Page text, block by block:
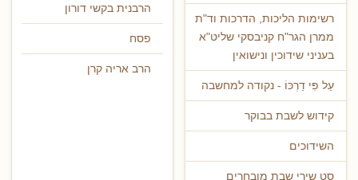
רשימות הליכות, הדרכות וד"ת
ממרן הגר"ח קניבסקי שליט"א
בעניני שידוכין ונישואין
עַל פִּי דַרְכּוֹ - נקודה למחשבה
קידוש לשבת בבוקר
השידוכים
סט שירי שבת מובחרים
הרבנית בקשי דורון
פסח
הרב אריה קרן